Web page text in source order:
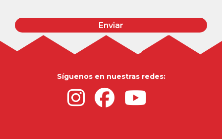
Enviar
Síguenos en nuestras redes: